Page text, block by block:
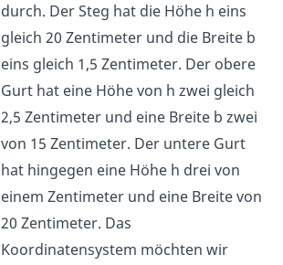
durch. Der Steg hat die Höhe h eins
gleich 20 Zentimeter und die Breite b
eins gleich 1,5 Zentimeter. Der obere
Gurt hat eine Höhe von h zwei gleich
2,5 Zentimeter und eine Breite b zwei
von 15 Zentimeter. Der untere Gurt
hat hingegen eine Höhe h drei von
einem Zentimeter und eine Breite von
20 Zentimeter. Das
Koordinatensystem möchten wir